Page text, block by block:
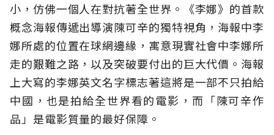
小，仿佛一個人在對抗著全世界。《李娜》的首款
概念海報傳遞出導演陳可辛的獨特視角，海報中李
娜所處的位置在球網邊緣，寓意現實社會中李娜所
走的艱難之路，以及突破要付出的巨大代價。海報
上大寫的李娜英文名字標志著這將是一部不只拍給
中國，也是拍給全世界看的電影，而「陳可辛作
品」是電影質量的最好保障。